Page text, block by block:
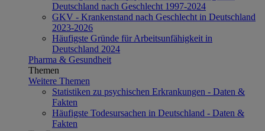
Deutschland nach Geschlecht 1997-2024
GKV - Krankenstand nach Geschlecht in Deutschland
2023-2026
Häufigste Gründe für Arbeitsunfähigkeit in
Deutschland 2024
Pharma & Gesundheit
Themen
Weitere Themen
Statistiken zu psychischen Erkrankungen - Daten &
Fakten
Häufigste Todesursachen in Deutschland - Daten &
Fakten